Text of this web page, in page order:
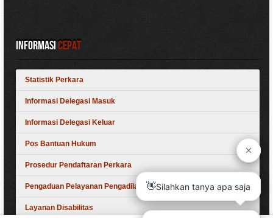
InformasiCepat
Statistik Perkara
Informasi Delegasi Masuk
Informasi Delegasi Keluar
Pos Bantuan Hukum
Prosedur Pendaftaran Perkara
Pengaduan Pelayanan Pengadilan
Layanan Disabilitas